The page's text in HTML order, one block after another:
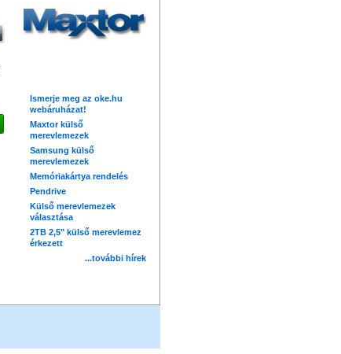
Ismerje meg az oke.hu
webáruházat!
Maxtor külső
merevlemezek
Samsung külső
merevlemezek
Memóriakártya rendelés
Pendrive
Külső merevlemezek
választása
2TB 2,5" külső merevlemez
érkezett
...további hírek